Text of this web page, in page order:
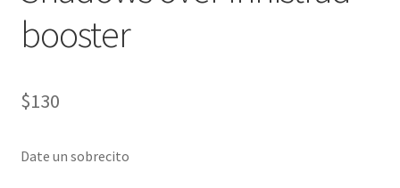
booster
$130
Date un sobrecito